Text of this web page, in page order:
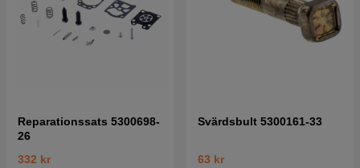
Reparationssats 5300698-
26
332 kr
Svärdsbult 5300161-33
63 kr